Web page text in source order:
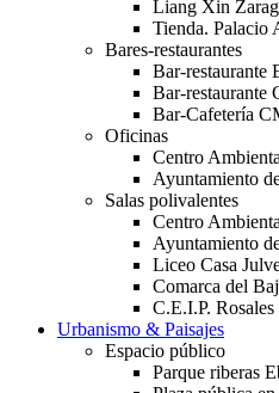
Liang Xin
Tienda. Palacio
Bares-restaurantes
Bar-restaurante
Bar-restaurante
Bar-Cafetería
Oficinas
Centro
Ayuntamiento
Salas polivalentes
Centro
Ayuntamiento
Liceo Casa
Comarca del
C.E.I.P.
Urbanismo & Paisajes
Espacio público
Parque riberas